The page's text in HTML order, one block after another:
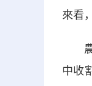
來看
農
中收